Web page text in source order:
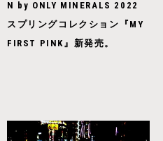
N by ONLY MINERALS 2022
スプリングコレクション『MY
FIRST PINK』新発売。